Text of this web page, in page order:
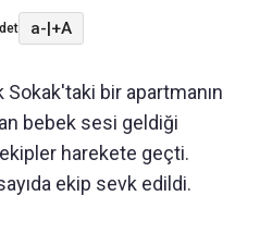
a-|+A
bir apartmanın
bebek sesi geldiği
harekete geçti.
ekip sevk edildi.